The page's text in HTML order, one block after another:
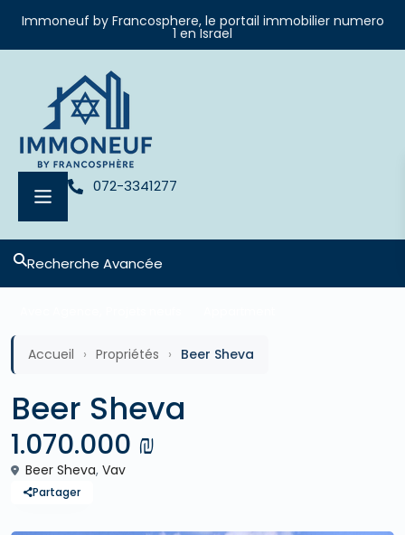
Immoneuf by Francosphere, le portail immobilier numero
1 en Israel
072-3341277
Recherche Avancée
Accueil › Propriétés › Beer Sheva
Beer Sheva
1.070.000 ₪
Beer Sheva, Vav
Partager